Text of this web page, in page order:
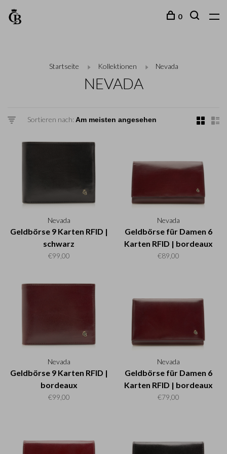
0
Startseite Kollektionen Nevada
NEVADA
Sortieren nach:
Nevada
Geldbörse 9 Karten RFID |
schwarz
€99,00
Nevada
Geldbörse für Damen 6
Karten RFID | bordeaux
€89,00
Nevada
Geldbörse 9 Karten RFID |
bordeaux
€99,00
Nevada
Geldbörse für Damen 6
Karten RFID | bordeaux
€79,00